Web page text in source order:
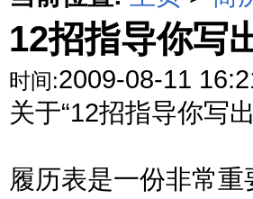
12招指导你写
时间:2009-08-11
关于“12招指导你写
履历表是一份非常